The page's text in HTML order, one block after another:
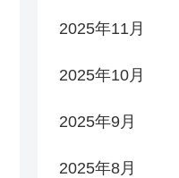
2025年11月
2025年10月
2025年9月
2025年8月